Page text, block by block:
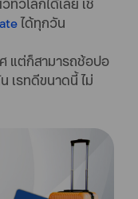
ได้ทุกวัน
ศ แต่ก็สามารถช้อปอ
เรทดีขนาดนี้ ไม่